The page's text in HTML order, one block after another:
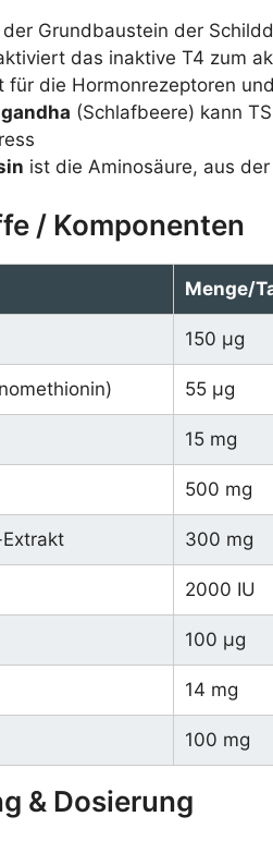
Grundbaustein der
das inaktive T4 zum
für die Hormonrezeptoren
(Schlafbeere) kann
ist die Aminosäure, aus
/ Komponenten
Menge/
150 µg
55 µg
15 mg
500 mg
300 mg
2000 IU
100 µg
14 mg
100 mg
& Dosierung